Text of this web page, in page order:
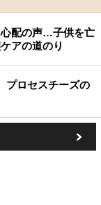
配の声…子供を亡
アの道のり
プロセスチーズの